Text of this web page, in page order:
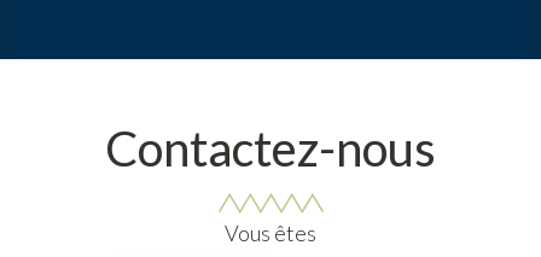
Contactez-nous
Vous êtes